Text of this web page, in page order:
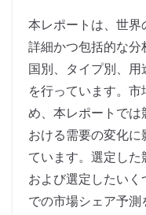
本レポートは、世
詳細かつ包括的な分
国別、タイプ別、
を行っています。
め、本レポートで
おける需要の変化
ています。選定した
および選定したい
での市場シェア予測